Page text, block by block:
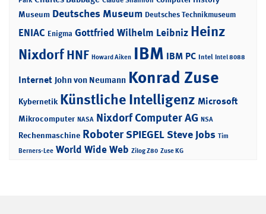
Museum Deutsches Museum Deutsches Technikmuseum
ENIAC Enigma Gottfried Wilhelm Leibniz Heinz
NixdorfHNF Howard Aiken IBM IBM PC Intel Intel 8088
Internet John von Neumann Konrad Zuse
Kybernetik Künstliche Intelligenz Microsoft
Mikrocomputer NASA Nixdorf Computer AG NSA
Rechenmaschine RoboterSPIEGELSteve Jobs Tim
Berners-Lee World Wide Web Zilog Z80 Zuse KG